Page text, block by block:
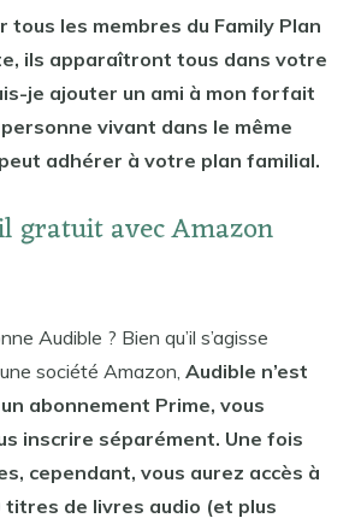
tous les membres du Family Plan
ils apparaîtront tous dans votre
je ajouter un ami à mon forfait
vivant dans le même
adhérer à votre plan familial.
gratuit avec Amazon
Audible ? Bien qu’il s’agisse
société Amazon, Audible n’est
abonnement Prime, vous
inscrire séparément. Une fois
cependant, vous aurez accès à
titres de livres audio (et plus